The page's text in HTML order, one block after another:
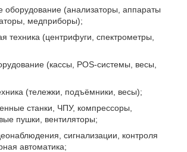
оборудование (анализаторы, аппараты
медприборы);
техника (центрифуги, спектрометры,
(кассы, POS-системы, весы,
(тележки, подъёмники, весы);
станки, ЧПУ, компрессоры,
пушки, вентиляторы;
сигнализации, контроля
автоматика;